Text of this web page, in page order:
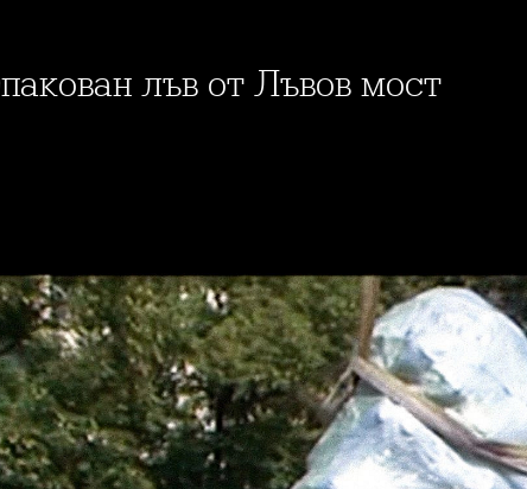
Опакован лъв от Лъвов мост